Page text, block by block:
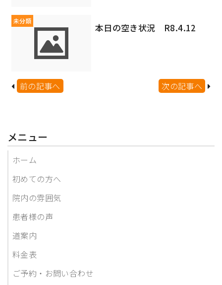
未分類
本日の空き状況 R8.4.12
前の記事へ 次の記事へ
メニュー
ホーム
初めての方へ
院内の雰囲気
患者様の声
道案内
料金表
ご予約・お問い合わせ